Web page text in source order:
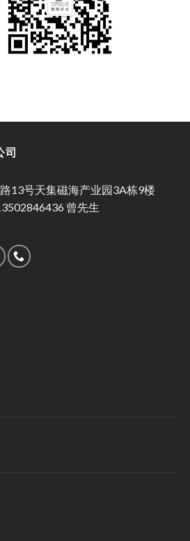
司
13号天集磁海产业园3A栋9楼
曾先生